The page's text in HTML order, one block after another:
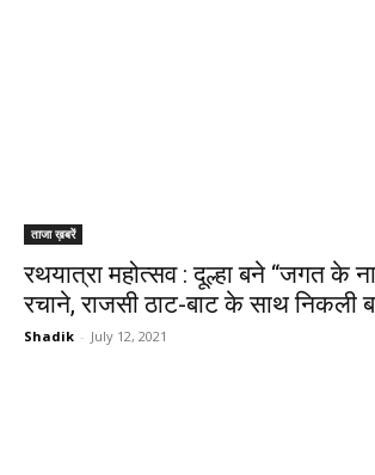
ताजा ख़बरें
रथयात्रा महोत्सव : दूल्हा बने “जगत के
रचाने, राजसी ठाट-बाट के साथ निकली
Shadik - July 12, 2021